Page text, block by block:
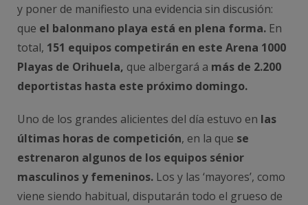
y poner de manifiesto una evidencia sin discusión:
que el balonmano playa está en plena forma. En
total, 151 equipos competirán en este Arena 1000
Playas de Orihuela, que albergará a más de 2.200
deportistas hasta este próximo domingo.
Uno de los grandes alicientes del día estuvo en las
últimas horas de competición, en la que se
estrenaron algunos de los equipos sénior
masculinos y femeninos. Los y las ‘mayores’, como
viene siendo habitual, disputarán todo el grueso de